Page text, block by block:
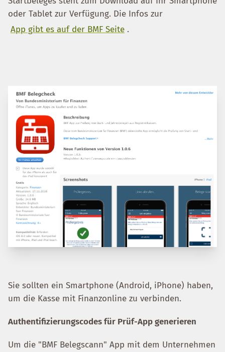
oder Tablet zur Verfügung. Die Infos zur
App gibt es auf der BMF Seite .
Sie sollten ein Smartphone (Android, iPhone) haben,
um die Kasse mit Finanzonline zu verbinden.
Authentifizierungscodes für Prüf-App generieren
Um die "BMF Belegscann" App mit dem Unternehmen